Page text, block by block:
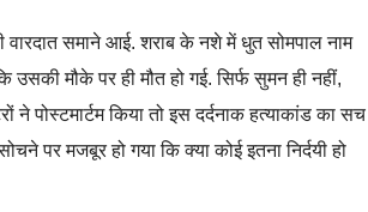
समाने आई. शराब के नशे में धुत सोमपाल नाम
उसकी मौके पर ही मौत हो गई. सिर्फ सुमन ही नहीं,
पोस्टमार्टम किया तो इस दर्दनाक हत्याकांड का सच
पर मजबूर हो गया कि क्या कोई इतना निर्दयी हो